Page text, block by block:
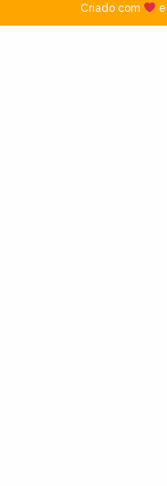
Criado com
e